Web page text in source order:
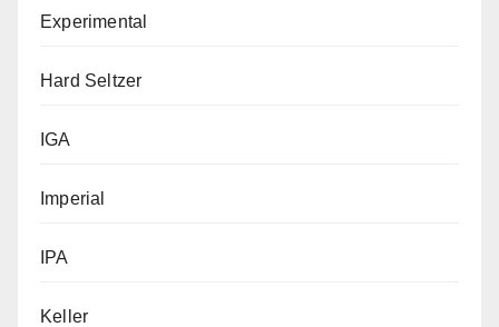
Experimental
Hard Seltzer
IGA
Imperial
IPA
Keller